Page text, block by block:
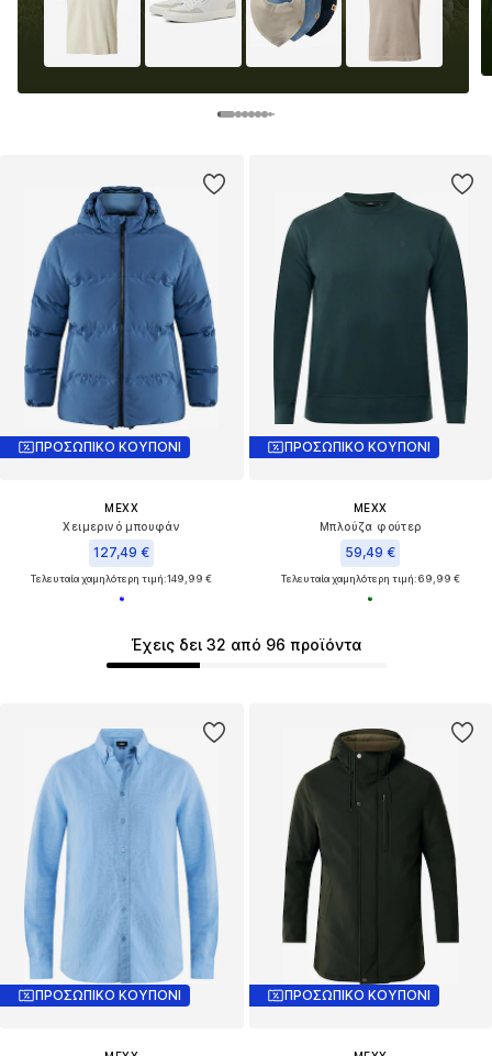
ΠΡΟΣΩΠΙΚΟ ΚΟΥΠΟΝΙ
MEXX
Χειμερινό μπουφάν
127,49 €
Τελευταία χαμηλότερη τιμή:149,99 €
ΠΡΟΣΩΠΙΚΟ ΚΟΥΠΟΝΙ
MEXX
Μπλούζα φούτερ
59,49 €
Τελευταία χαμηλότερη τιμή:69,99 €
ΠΡΟΣΩΠΙΚΟ ΚΟΥΠΟΝΙ
Έχεις δει 32 από 96 προϊόντα
ΠΡΟΣΩΠΙΚΟ ΚΟΥΠΟΝΙ